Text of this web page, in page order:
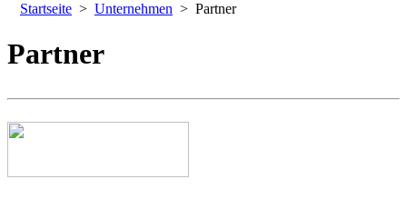
Startseite > Unternehmen > Partner
Partner